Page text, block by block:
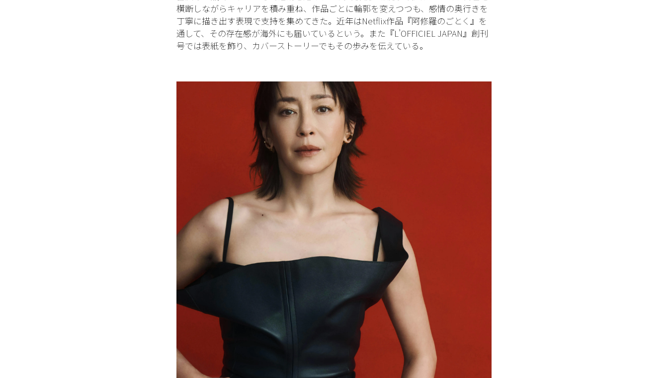
横断しながらキャリアを積み重ね、作品ごとに輪郭を変えつつも、感情の奥行きを
丁寧に描き出す表現で支持を集めてきた。近年はNetflix作品『阿修羅のごとく』を
通して、その存在感が海外にも届いているという。また『L’OFFICIEL JAPAN』創刊
号では表紙を飾り、カバーストーリーでもその歩みを伝えている。